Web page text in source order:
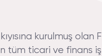
kurulmuş
tüm ticari ve finans